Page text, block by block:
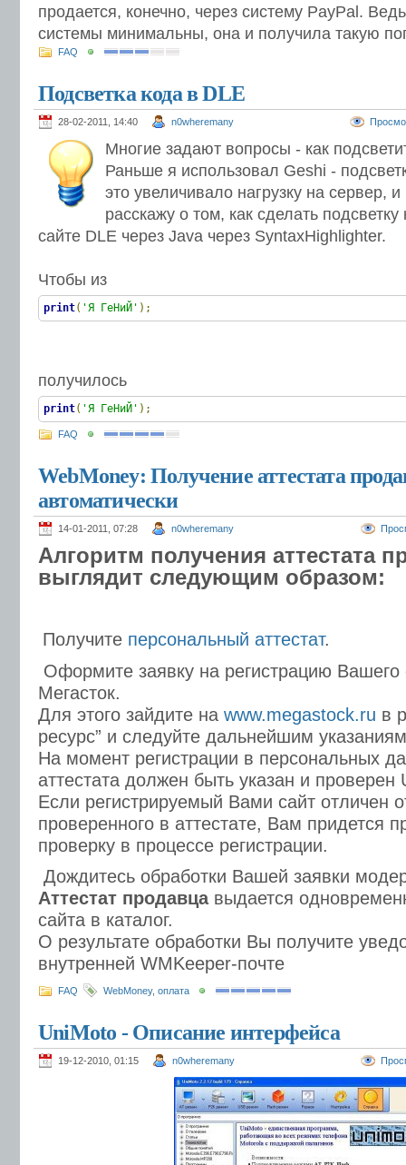
продается, конечно, через систему PayPal.
системы минимальны, она и получила такую
FAQ
Подсветка кода в DLE
28-02-2011, 14:40 n0wheremany
Многие задают вопросы - как
Раньше я использовал Geshi -
это увеличивало нагрузку на сервер,
расскажу о том, как сделать
сайте DLE через Java через SyntaxHighlighter.
Чтобы из
print( 'Я ГеНиЙ' );
получилось
print( 'Я ГеНиЙ' );
FAQ
WebMoney: Получение аттестата
автоматически
14-01-2011, 07:28 n0wheremany
Алгоритм получения аттестата
выглядит следующим образом:
Получите персональный аттестат.
Оформите заявку на регистрацию Вашего
Мегасток.
Для этого зайдите на www.megastock.ru в
ресурс” и следуйте дальнейшим
На момент регистрации в персональных
аттестата должен быть указан и проверен
Если регистрируемый Вами сайт отличен
проверенного в аттестате, Вам придется
проверку в процессе регистрации.
Дождитесь обработки Вашей заявки
Аттестат продавцавыдается
сайта в каталог.
О результате обработки Вы получите
внутренней WMKeeper-почте
FAQ WebMoney, оплата
UniMoto - Описание интерфейса
19-12-2010, 01:15 n0wheremany